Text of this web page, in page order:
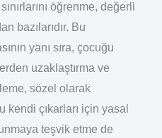
öğrenme, değerli
bazılarıdır. Bu
yanı sıra, çocuğu
uzaklaştırma ve
sözel olarak
kendi çıkarları için yasal
teşvik etme de